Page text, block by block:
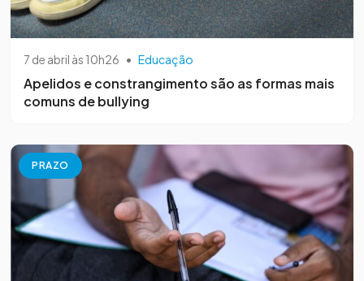
7 de abril às 10h26 • Educação
Apelidos e constrangimento são as formas mais
comuns de bullying
PRAZO